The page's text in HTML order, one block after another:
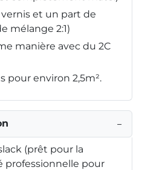
et un part de
mélange 2:1)
manière avec du 2C
pour environ 2,5m².
−
(prêt pour la
professionnelle pour